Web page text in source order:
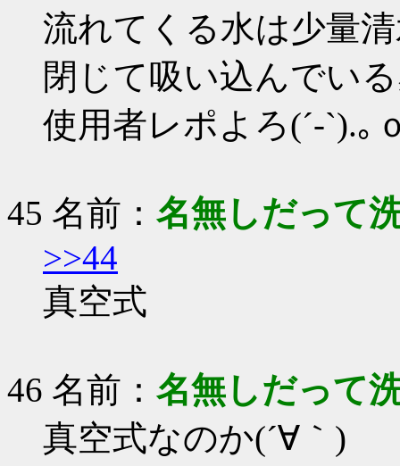
流れてくる水は少量
閉じて吸い込んでい
使用者レポよろ(´-`).｡
45 名前： 名無しだって
>>44
真空式
46 名前： 名無しだって
真空式なのか(´∀｀)